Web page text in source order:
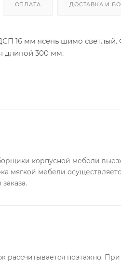
ОПЛАТА ДОСТАВКА И
16 мм ясень шимо
длиной 300 мм.
корпусной мебели
мягкой мебели
рассчитывается поэтажно.